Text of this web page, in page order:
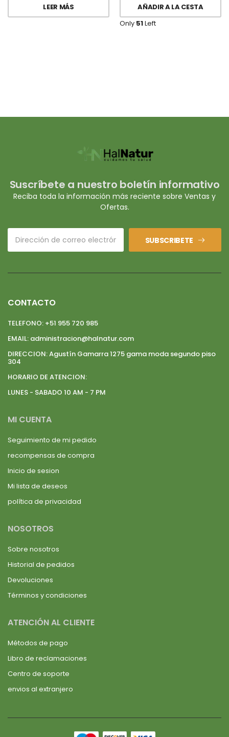
LEER MÁS
AÑADIR A LA CESTA
Only 51Left
Suscríbete a nuestro boletín informativo
Reciba toda la información más reciente sobre Ventas y
Ofertas.
SUBSCRIBETE
CONTACTO
TELEFONO: +51 955 720 985
EMAIL: administracion@halnatur.com
DIRECCION:Agustín Gamarra 1275 gama moda segundo piso
304
HORARIO DE ATENCION:
LUNES - SABADO 10 AM - 7 PM
MI CUENTA
Seguimiento de mi pedido
recompensas de compra
Inicio de sesion
Mi lista de deseos
política de privacidad
NOSOTROS
Sobre nosotros
Historial de pedidos
Devoluciones
Términos y condiciones
ATENCIÓN AL CLIENTE
Métodos de pago
Libro de reclamaciones
Centro de soporte
envios al extranjero